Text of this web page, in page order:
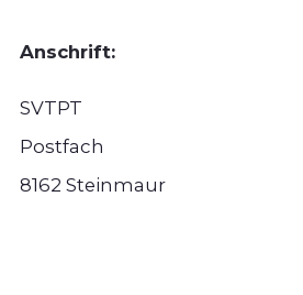
Anschrift:
SVTPT
Postfach
8162 Steinmaur